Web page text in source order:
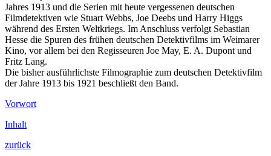
Jahres 1913 und die Serien mit heute vergessenen deutschen
Filmdetektiven wie Stuart Webbs, Joe Deebs und Harry Higgs
während des Ersten Weltkriegs. Im Anschluss verfolgt Sebastian
Hesse die Spuren des frühen deutschen Detektivfilms im Weimarer
Kino, vor allem bei den Regisseuren Joe May, E. A. Dupont und
Fritz Lang.
Die bisher ausführlichste Filmographie zum deutschen Detektivfilm
der Jahre 1913 bis 1921 beschließt den Band.
Vorwort
Inhalt
zurück